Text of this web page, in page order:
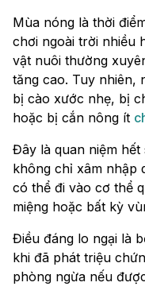
Mùa nóng là thời
chơi ngoài trời nhiều
vật nuôi thường
tăng cao. Tuy nhiên,
bị cào xước nhẹ, bị
hoặc bị cắn nông ít
Đây là quan niệm
không chỉ xâm nhập
có thể đi vào cơ thể
miệng hoặc bất kỳ
Điều đáng lo ngại là
khi đã phát triệu
phòng ngừa nếu